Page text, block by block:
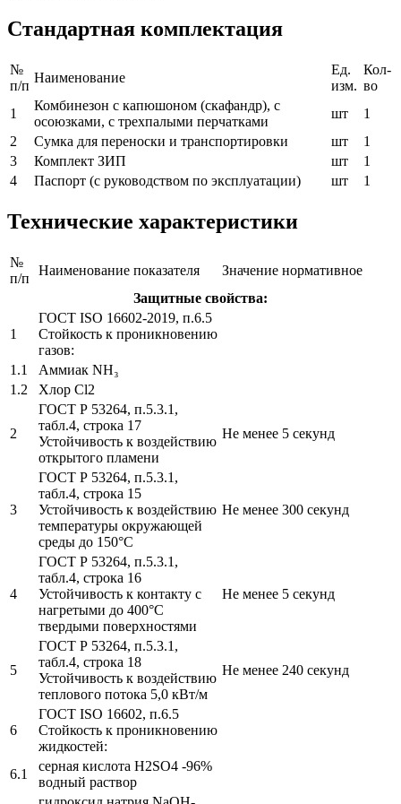
Стандартная комплектация
№
п/п
Наименование
Ед.
изм.
Кол-
во
1
Комбинезон с капюшоном (скафандр), с
осоюзками, с трехпалыми перчатками
шт
1
2
Сумка для переноски и транспортировки шт
1
3
Комплект ЗИП шт
1
4
Паспорт (с руководством по эксплуатации) шт 1
Технические характеристики
№
п/п
Наименование показателя
Значение нормативное
Защитные свойства:
1
ГОСТ ISO 16602-2019, п.6.5
Стойкость к проникновению
газов:
1.1
Аммиак NH₃
1.2
Хлор Cl2
2
ГОСТ Р 53264, п.5.3.1,
табл.4, строка 17
Устойчивость к воздействию
открытого пламени
Не менее 5 секунд
3
ГОСТ Р 53264, п.5.3.1,
табл.4, строка 15
Устойчивость к воздействию
температуры окружающей
среды до 150°С
Не менее 300 секунд
4
ГОСТ Р 53264, п.5.3.1,
табл.4, строка 16
Устойчивость к контакту с
нагретыми до 400°С
твердыми поверхностями
Не менее 5 секунд
5
ГОСТ Р 53264, п.5.3.1,
табл.4, строка 18
Устойчивость к воздействию
теплового потока 5,0 кВт/м
Не менее 240 секунд
6
ГОСТ ISO 16602, п.6.5
Стойкость к проникновению
жидкостей:
6.1
серная кислота Н2SO4 -96%
водный раствор